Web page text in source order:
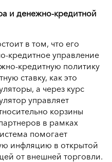
и денежно-кредитной
в том, что его
кредитное управление
кредитную политику
ставку, как это
а через курс
управляет
корзины
в рамках
помогает
инфляцию в открытой
от внешней торговли.